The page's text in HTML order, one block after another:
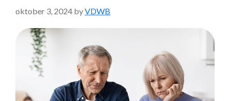
oktober 3, 2024 byVDWB